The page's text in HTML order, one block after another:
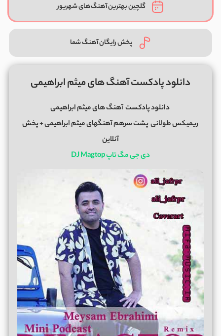
گلچین بهترین آهنگ‌های شهریور
پخش رایگان آهنگ شما
دانلود پادکست آهنگ های میثم ابراهیمی
دانلود پادکستآهنگ های میثم ابراهیمی
ریمیکس طولانیپشت سرهم آهنگهای میثم ابراهیمی + پخش
آنلاین
دی جی مگ تاپ DJ Magtop